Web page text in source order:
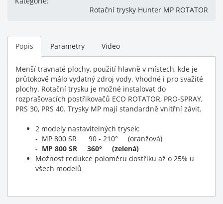
Rotační trysky Hunter MP ROTATOR
Popis Parametry Video
Menší travnaté plochy, použití hlavně v místech, kde je
průtokově málo vydatný zdroj vody. Vhodné i pro svažité
plochy. Rotační trysku je možné instalovat do
rozprašovacích postřikovačů ECO ROTATOR, PRO-SPRAY,
PRS 30, PRS 40. Trysky MP mají standardně vnitřní závit.
2 modely nastavitelných trysek:
- MP 800 SR 90 - 210° (oranžová)
- MP 800 SR 360° (zelená)
Možnost redukce poloměru dostřiku až o 25% u
všech modelů